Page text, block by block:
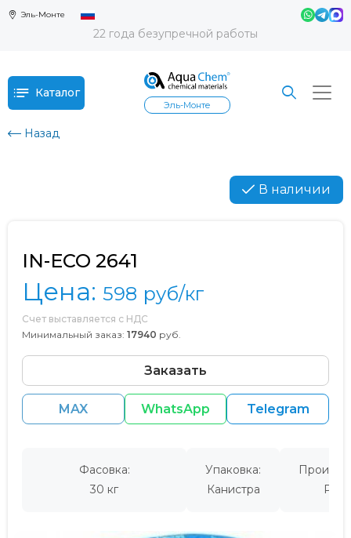
Эль-Монте
22 года безупречной работы
Каталог
Эль-Монте
Назад
В наличии
IN-ECO 2641
Цена: 598 руб/кг
Счет выставляется с НДС
Минимальный заказ: 17940 руб.
Заказать
MAX WhatsApp Telegram
Фасовка:
30 кг
Упаковка:
Канистра